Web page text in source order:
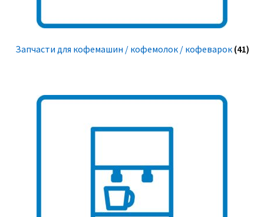
Запчасти для кофемашин / кофемолок / кофеварок (41)